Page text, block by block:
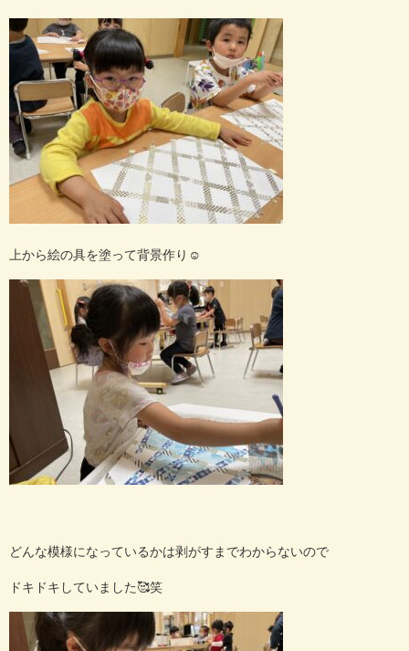
上から絵の具を塗って背景作り ☺️
どんな模様になっているかは剥がすまでわからないので
ドキドキしていました🥰笑